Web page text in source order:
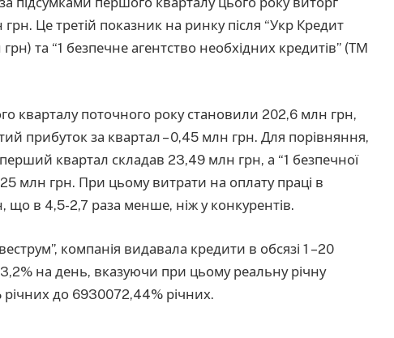
Це третій показник на ринку після “Укр Кредит
та “1 безпечне агентство необхідних кредитів” (ТМ
кварталу поточного року становили 202,6 млн грн,
прибуток за квартал – 0,45 млн грн. Для порівняння,
квартал складав 23,49 млн грн, а “1 безпечної
млн грн. При цьому витрати на оплату праці в
що в 4,5-2,7 раза менше, ніж у конкурентів.
компанія видавала кредити в обсязі 1 –20
на день, вказуючи при цьому реальну річну
річних до 6930072,44% річних.